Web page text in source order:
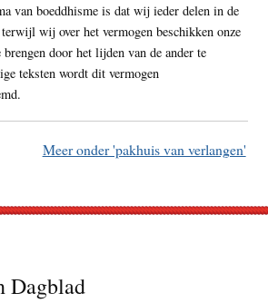
van boeddhisme is dat wij ieder delen in de
wij over het vermogen beschikken onze
door het lijden van de ander te
teksten wordt dit vermogen
Meer onder 'pakhuis van verlangen'
Dagblad